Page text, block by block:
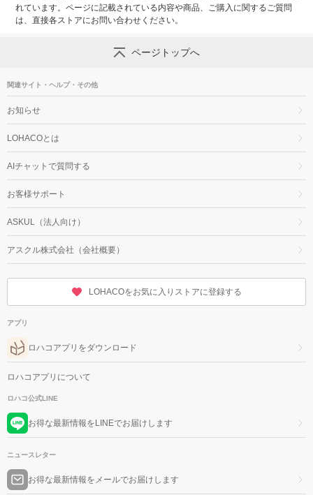
れています。ページに記載されている内容や商品、ご購入に関するご質問
は、直接各ストアにお問い合わせください。
ページトップへ
関連サイト・ヘルプ・その他
お知らせ
LOHACOとは
AIチャットで質問する
お客様サポート
ASKUL（法人向け）
アスクル株式会社（会社概要）
LOHACOをお気に入りストアに登録する
アプリ
ロハコアプリをダウンロード
ロハコアプリについて
ロハコ公式LINE
お得な最新情報をLINEでお届けします
ニュースレター
お得な最新情報をメールでお届けします